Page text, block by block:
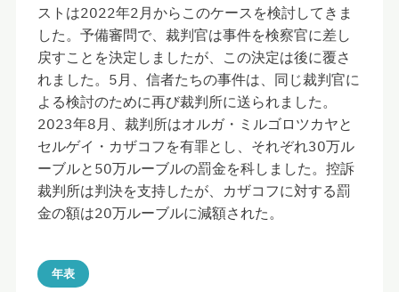
ストは2022年2月からこのケースを検討してきま
した。予備審問で、裁判官は事件を検察官に差し
戻すことを決定しましたが、この決定は後に覆さ
れました。5月、信者たちの事件は、同じ裁判官に
よる検討のために再び裁判所に送られました。
2023年8月、裁判所はオルガ・ミルゴロツカヤと
セルゲイ・カザコフを有罪とし、それぞれ30万ル
ーブルと50万ルーブルの罰金を科しました。控訴
裁判所は判決を支持したが、カザコフに対する罰
金の額は20万ルーブルに減額された。
年表